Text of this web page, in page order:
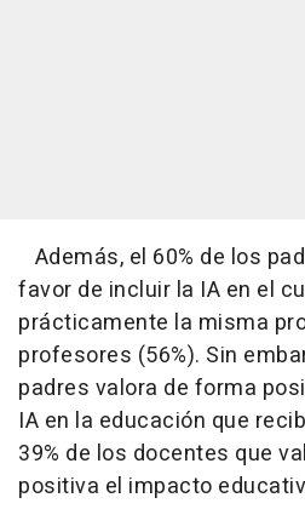
Además, el 60% de los
favor de incluir la IA en el
prácticamente la misma
profesores (56%). Sin
padres valora de forma
IA en la educación que
39% de los docentes que
positiva el impacto